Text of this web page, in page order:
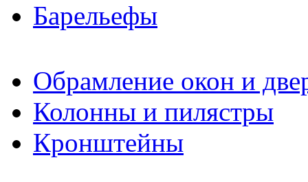
Барельефы
Обрамление окон и
Колонны и пилястры
Кронштейны